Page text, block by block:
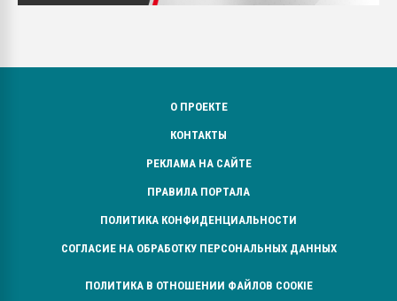
О ПРОЕКТЕ
КОНТАКТЫ
РЕКЛАМА НА САЙТЕ
ПРАВИЛА ПОРТАЛА
ПОЛИТИКА КОНФИДЕНЦИАЛЬНОСТИ
СОГЛАСИЕ НА ОБРАБОТКУ ПЕРСОНАЛЬНЫХ ДАННЫХ
ПОЛИТИКА В ОТНОШЕНИИ ФАЙЛОВ COOKIE